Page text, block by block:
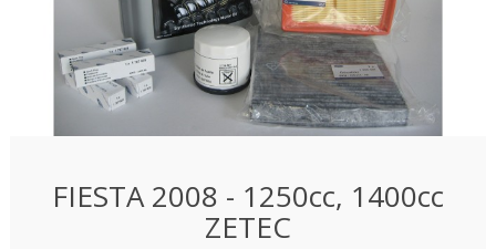
FIESTA 2008 - 1250cc, 1400cc
ZETEC